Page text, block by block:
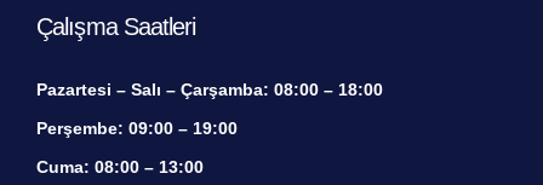
Çalışma Saatleri
Pazartesi – Salı – Çarşamba: 08:00 – 18:00
Perşembe: 09:00 – 19:00
Cuma: 08:00 – 13:00